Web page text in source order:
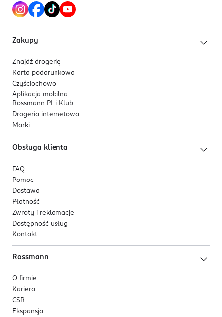
Zakupy
Znajdź drogerię
Karta podarunkowa
Czyściochowo
Aplikacja mobilna
Rossmann PL i Klub
Drogeria internetowa
Marki
Obsługa klienta
FAQ
Pomoc
Dostawa
Płatność
Zwroty i reklamacje
Dostępność usług
Kontakt
Rossmann
O firmie
Kariera
CSR
Ekspansja